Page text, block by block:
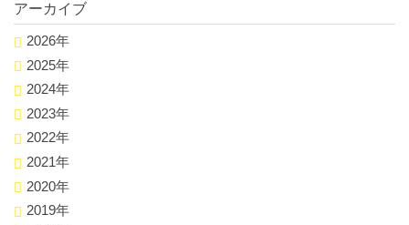
アーカイブ
2026年
2025年
2024年
2023年
2022年
2021年
2020年
2019年